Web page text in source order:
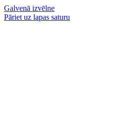
Galvenā izvēlne
Pāriet uz lapas saturu